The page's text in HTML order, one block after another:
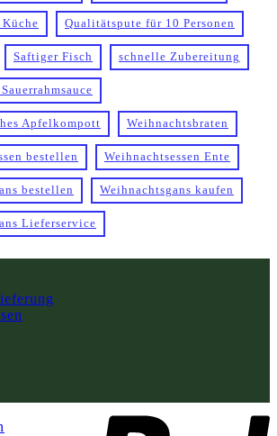
Qualitätspute für 10 Personen
Saftiger Fisch schnelle Zubereitung
Apfelkompott Weihnachtsbraten
bestellen Weihnachtsessen Ente
bestellen Weihnachtsgans kaufen
Lieferservice